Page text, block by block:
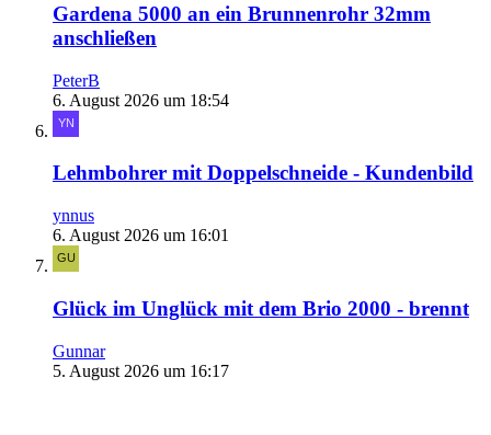
Gardena 5000 an ein Brunnenrohr 32mm
anschließen
PeterB
6. August 2026 um 18:54
Lehmbohrer mit Doppelschneide - Kundenbild
ynnus
6. August 2026 um 16:01
Glück im Unglück mit dem Brio 2000 - brennt
Gunnar
5. August 2026 um 16:17